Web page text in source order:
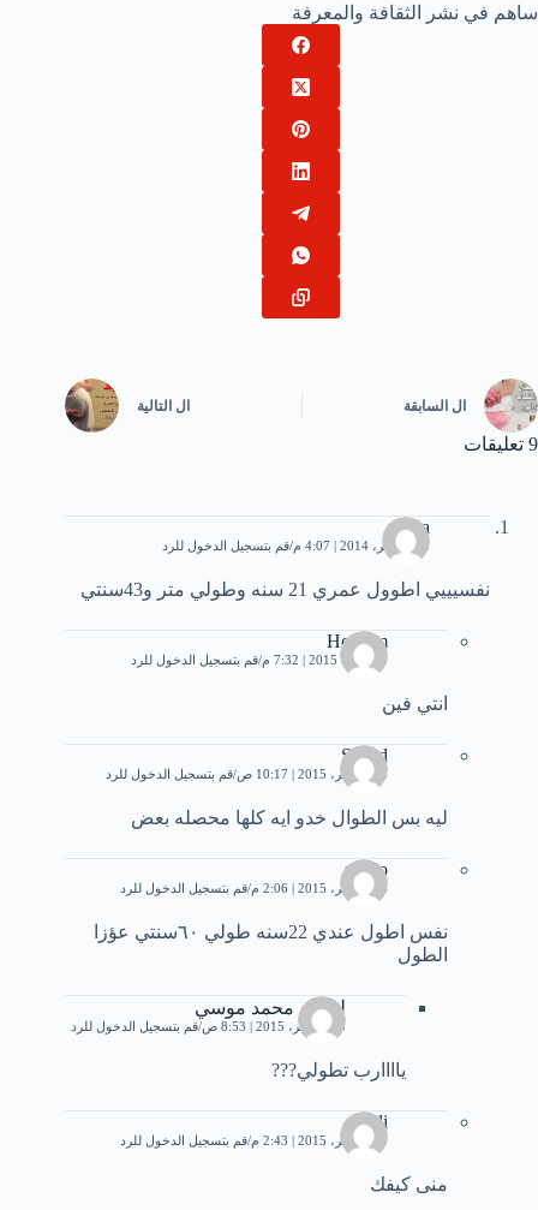
ساهم في نشر الثقافة والمعرفة
ال السابقة ال التالية
9 تعليقات
mona
11 نوفمبر، 2014 | 4:07 م قم بتسجيل الدخول للرد
نفسيييي اطوول عمري 21 سنه وطولي متر و43سنتي
Hossam
5 أكتوبر، 2015 | 7:32 م قم بتسجيل الدخول للرد
انتي فين
Sayed
14 نوفمبر، 2015 | 10:17 ص قم بتسجيل الدخول للرد
ليه بس الطوال خدو ايه كلها محصله بعض
mimo
14 نوفمبر، 2015 | 2:06 م قم بتسجيل الدخول للرد
نفس اطول عندي 22سنه طولي ٦٠سنتي عؤزا
الطول
لقمان محمد موسي
30 نوفمبر، 2015 | 8:53 ص قم بتسجيل الدخول للرد
ياااارب تطولي???
Ali
30 نوفمبر، 2015 | 2:43 م قم بتسجيل الدخول للرد
منى كيفك